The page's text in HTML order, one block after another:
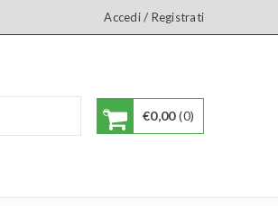
Accedi/ Registrati
€0,00 0